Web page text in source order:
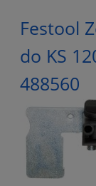
Festool
do KS
488560